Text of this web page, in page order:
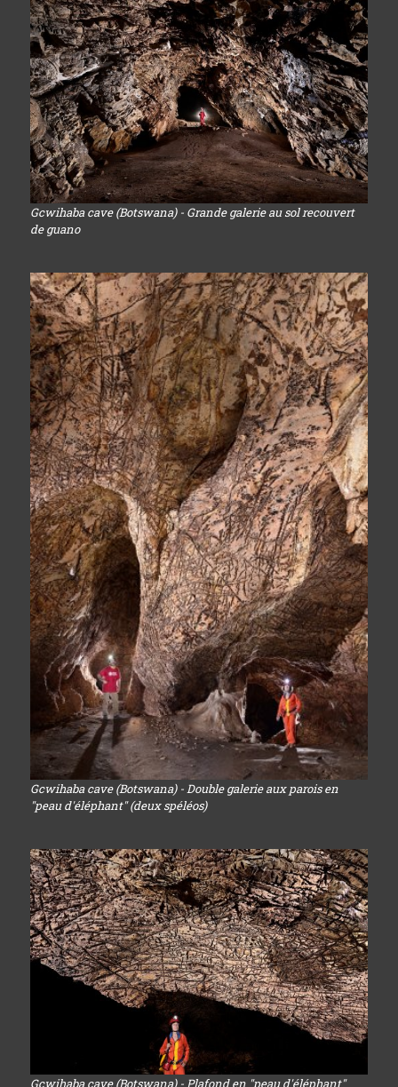
Gcwihaba cave (Botswana) - Grande galerie au sol recouvert
de guano
Gcwihaba cave (Botswana) - Double galerie aux parois en
"peau d'éléphant" (deux spéléos)
Gcwihaba cave (Botswana) - Plafond en "peau d'éléphant"